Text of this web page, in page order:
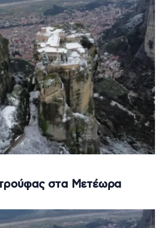
τρούφας στα Μετέωρα